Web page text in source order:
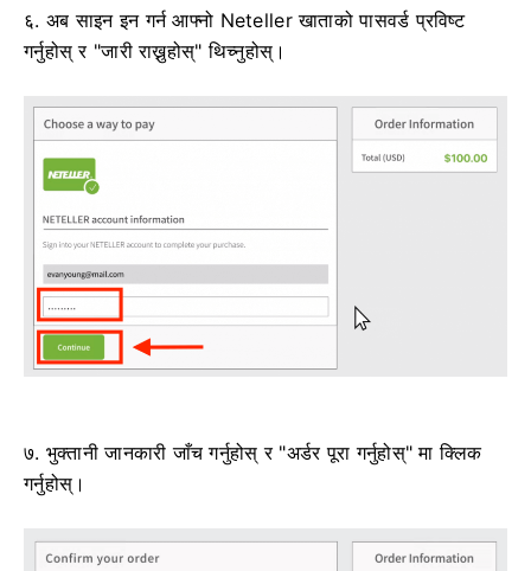
६. अब साइन इन गर्न आफ्नो Neteller खाताको पासवर्ड प्रविष्ट
गर्नुहोस् र "जारी राख्नुहोस्" थिच्नुहोस्।
७. भुक्तानी जानकारी जाँच गर्नुहोस् र "अर्डर पूरा गर्नुहोस्" मा क्लिक
गर्नुहोस्।